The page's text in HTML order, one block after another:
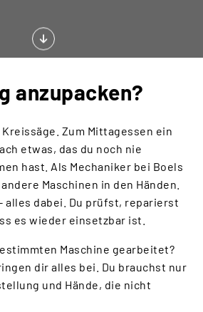
anzupacken?
Zum Mittagessen ein
etwas, das du noch nie
hast. Als Mechaniker bei Boels
Maschinen in den Händen.
alles dabei. Du prüfst, reparierst
es wieder einsetzbar ist.
Maschine gearbeitet?
dir alles bei. Du brauchst nur
und Hände, die nicht